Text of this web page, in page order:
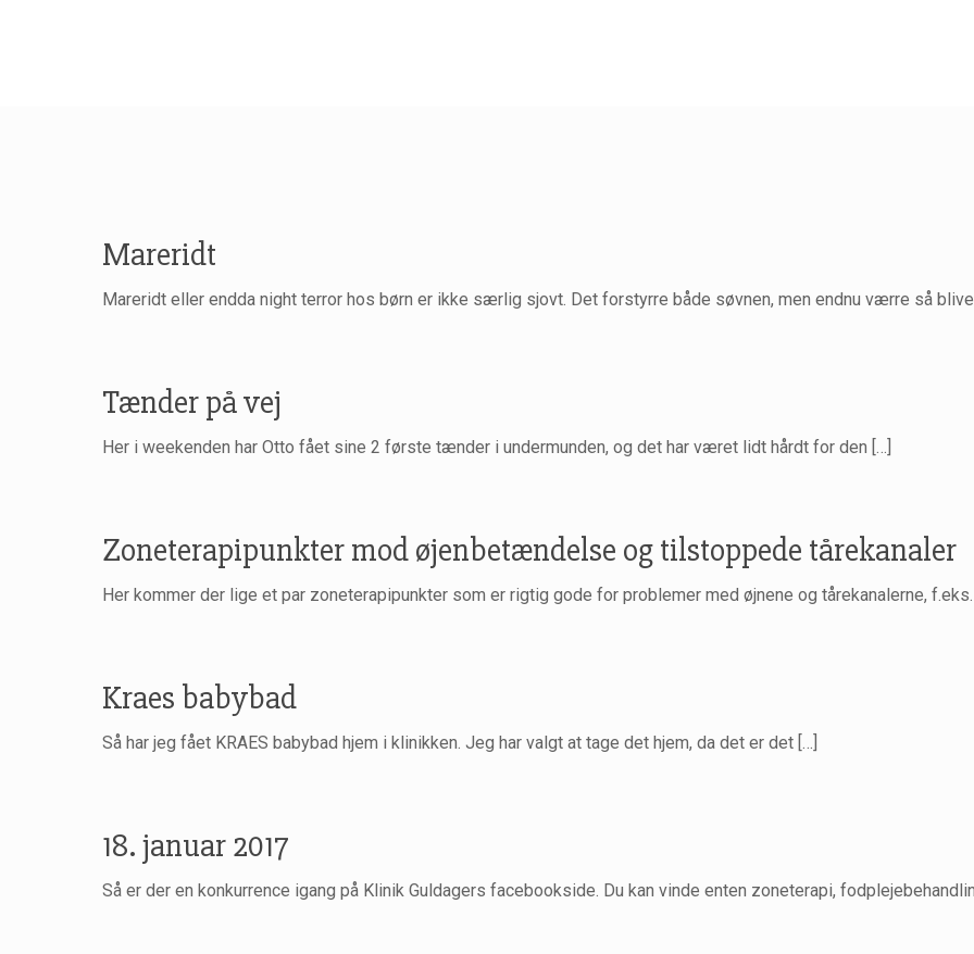
Mareridt
Mareridt eller endda night terror hos børn er ikke særlig sjovt. Det forstyrre både søvnen, men endnu værre så
Tænder på vej
Her i weekenden har Otto fået sine 2 første tænder i undermunden, og det har været lidt hårdt for den […]
Zoneterapipunkter mod øjenbetændelse og tilstoppede tårekanaler
Her kommer der lige et par zoneterapipunkter som er rigtig gode for problemer med øjnene og tårekanalerne,
Kraes babybad
Så har jeg fået KRAES babybad hjem i klinikken. Jeg har valgt at tage det hjem, da det er det […]
18. januar 2017
Så er der en konkurrence igang på Klinik Guldagers facebookside. Du kan vinde enten zoneterapi,